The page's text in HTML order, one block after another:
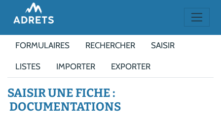
FORMULAIRES RECHERCHER SAISIR
LISTES IMPORTER EXPORTER
SAISIR UNE FICHE :
DOCUMENTATIONS